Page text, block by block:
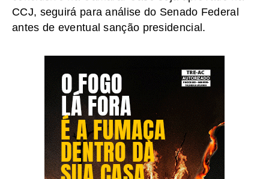
CCJ, seguirá para análise do Senado Federal
antes de eventual sanção presidencial.